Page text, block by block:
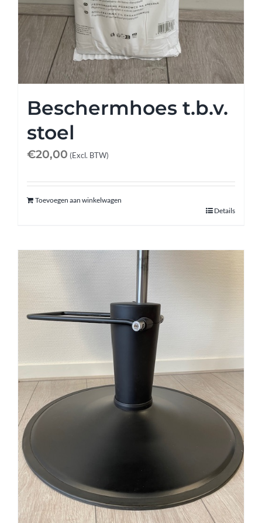
Beschermhoes t.b.v.
stoel
€20,00 (Excl. BTW)
Toevoegen aan winkelwagen
Details